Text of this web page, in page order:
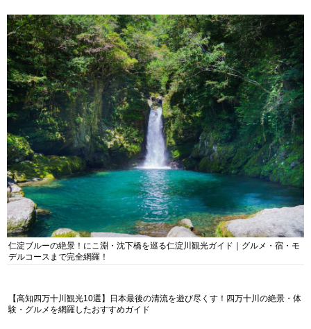
仁淀ブルーの絶景！にこ淵・沈下橋を巡る仁淀川観光ガイド｜グルメ・宿・モ
デルコースまで完全網羅！
【高知四万十川観光10選】日本最後の清流を遊び尽くす！四万十川の絶景・体
験・グルメを網羅したおすすめガイド